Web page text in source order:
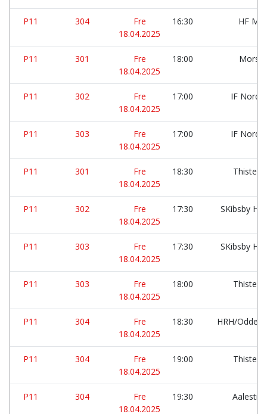
P11 304
Fre
18.04.2025
16:30 HF
P11 301
Fre
18.04.2025
18:00
P11 302
Fre
18.04.2025
17:00 IF
P11 303
Fre
18.04.2025
17:00 IF
P11 301
Fre
18.04.2025
18:30 Thisted
P11 302
Fre
18.04.2025
17:30
SKibsby
P11 303
Fre
18.04.2025
17:30
SKibsby
P11 303
Fre
18.04.2025
18:00 Thisted
P11 304
Fre
18.04.2025
18:30 HRH/
P11 304
Fre
18.04.2025
19:00 Thisted
P11 304
Fre
18.04.2025
19:30